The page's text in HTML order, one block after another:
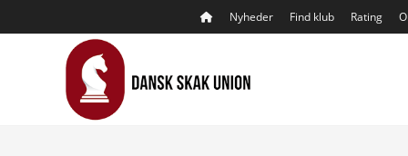
to
Nyheder Find klub Rating